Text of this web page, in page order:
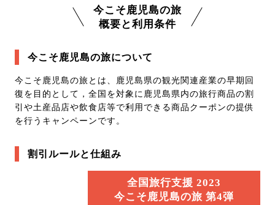
今こそ鹿児島の旅
概要と利用条件
今こそ鹿児島の旅について
今こそ鹿児島の旅とは、鹿児島県の観光関連産業の早期回
復を目的として，全国を対象に鹿児島県内の旅行商品の割
引や土産品店や飲食店等で利用できる商品クーポンの提供
を行うキャンペーンです。
割引ルールと仕組み
全国旅行支援 2023
今こそ鹿児島の旅 第4弾